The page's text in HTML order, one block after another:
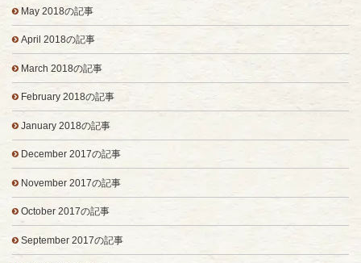
May 2018の記事
April 2018の記事
March 2018の記事
February 2018の記事
January 2018の記事
December 2017の記事
November 2017の記事
October 2017の記事
September 2017の記事